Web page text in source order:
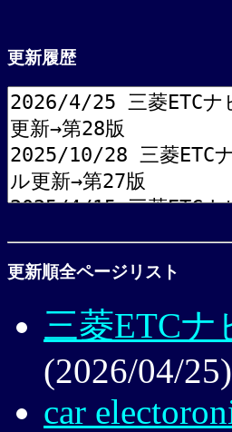
更新履歴
更新順全ページリスト
三菱ETC
(2026/04/25)
car